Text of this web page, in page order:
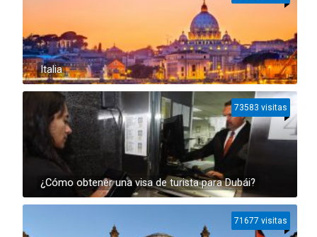
Italia
¿Cómo obtener una visa de turista para Dubái?
73583 visitas
71677 visitas